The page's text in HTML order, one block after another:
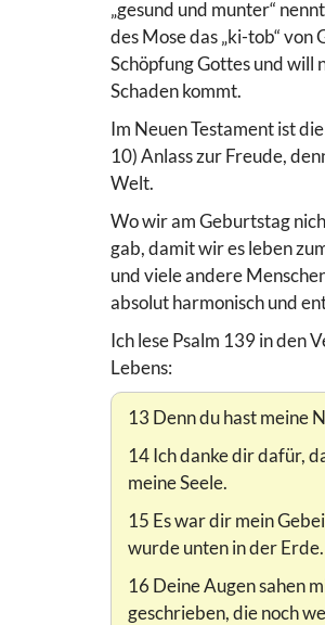
„gesund und munter“
des Mose das „ki-tob“
Schöpfung Gottes und will
Schaden kommt.
Im Neuen Testament ist
10) Anlass zur Freude,
Welt.
Wo wir am Geburtstag
gab, damit wir es leben
und viele andere
absolut harmonisch und
Ich lese Psalm 139 in den
Lebens:
13 Denn du hast meine
14 Ich danke dir dafür,
meine Seele.
15 Es war dir mein
wurde unten in der Erde.
16 Deine Augen sahen
geschrieben, die noch